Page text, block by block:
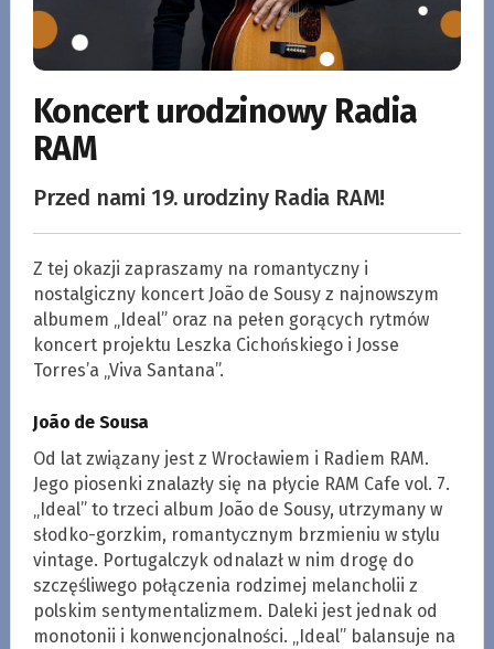
Koncert urodzinowy Radia
RAM
Przed nami 19. urodziny Radia RAM!
Z tej okazji zapraszamy na romantyczny i
nostalgiczny koncert João de Sousy z najnowszym
albumem „Ideal” oraz na pełen gorących rytmów
koncert projektu Leszka Cichońskiego i Josse
Torres’a „Viva Santana”.
João de Sousa
Od lat związany jest z Wrocławiem i Radiem RAM.
Jego piosenki znalazły się na płycie RAM Cafe vol. 7.
„Ideal” to trzeci album João de Sousy, utrzymany w
słodko-gorzkim, romantycznym brzmieniu w stylu
vintage. Portugalczyk odnalazł w nim drogę do
szczęśliwego połączenia rodzimej melancholii z
polskim sentymentalizmem. Daleki jest jednak od
monotonii i konwencjonalności. „Ideal” balansuje na